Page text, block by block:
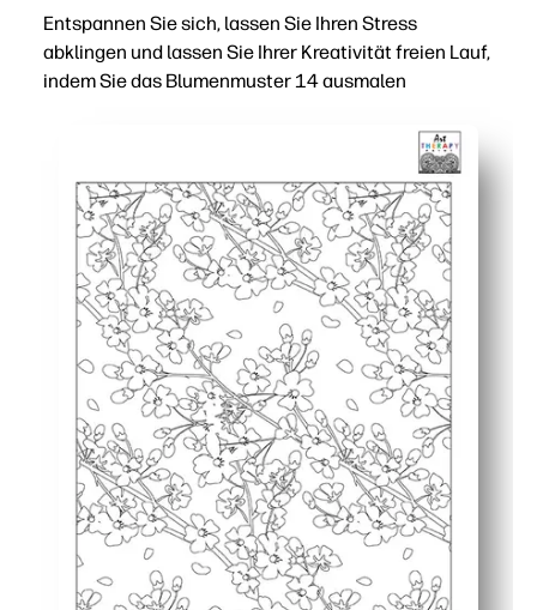
Entspannen Sie sich, lassen Sie Ihren Stress
abklingen und lassen Sie Ihrer Kreativität freien Lauf,
indem Sie das Blumenmuster 14 ausmalen
Sie erhalten ein einseitiges Design ohne
Aufwendige Blumenmotive halten die Hände
Perfekt für Anfänger, ruhige Kurven oder zum
Die fertige Seite wird zu einer Karte, einem Dekor